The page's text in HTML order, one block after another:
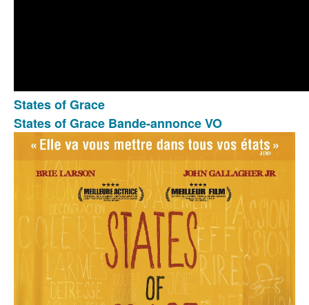
States of Grace
States of Grace Bande-annonce VO